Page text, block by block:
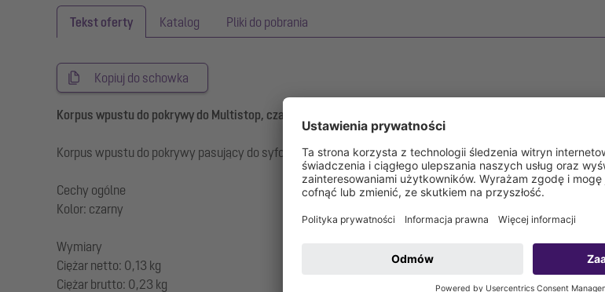
Tekst oferty Katalog Pliki do pobrania
Kopiuj do schowka
Korpus wpustu do pokrywy do Multistop, czarny
Korpus wpustu do pokrywy pasujący do syfonu Multistop
Cechy ogólne
Kolor: czarny
Wymiary
Ciężar netto: 0,13 kg
Ciężar brutto: 0,23 kg